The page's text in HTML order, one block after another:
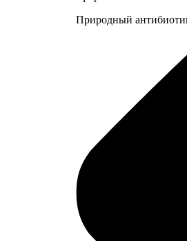
Природный